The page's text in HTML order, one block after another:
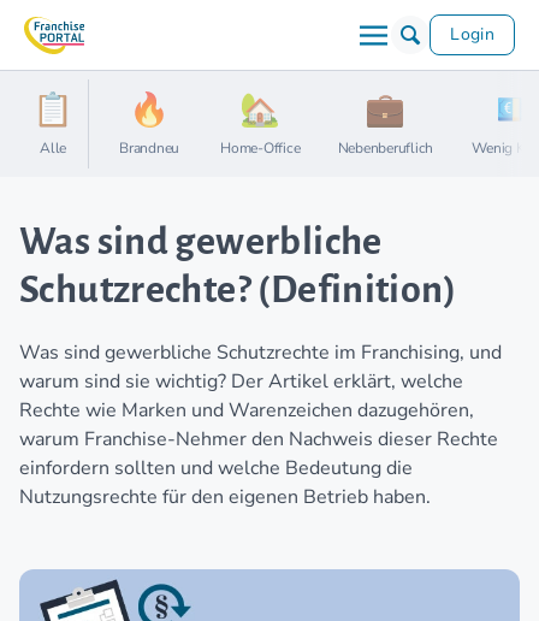
Login
Alle Brandneu Home-Office Nebenberuflich Wenig
Was sind gewerbliche
Schutzrechte? (Definition)
Was sind gewerbliche Schutzrechte im Franchising, und
warum sind sie wichtig? Der Artikel erklärt, welche
Rechte wie Marken und Warenzeichen dazugehören,
warum Franchise-Nehmer den Nachweis dieser Rechte
einfordern sollten und welche Bedeutung die
Nutzungsrechte für den eigenen Betrieb haben.